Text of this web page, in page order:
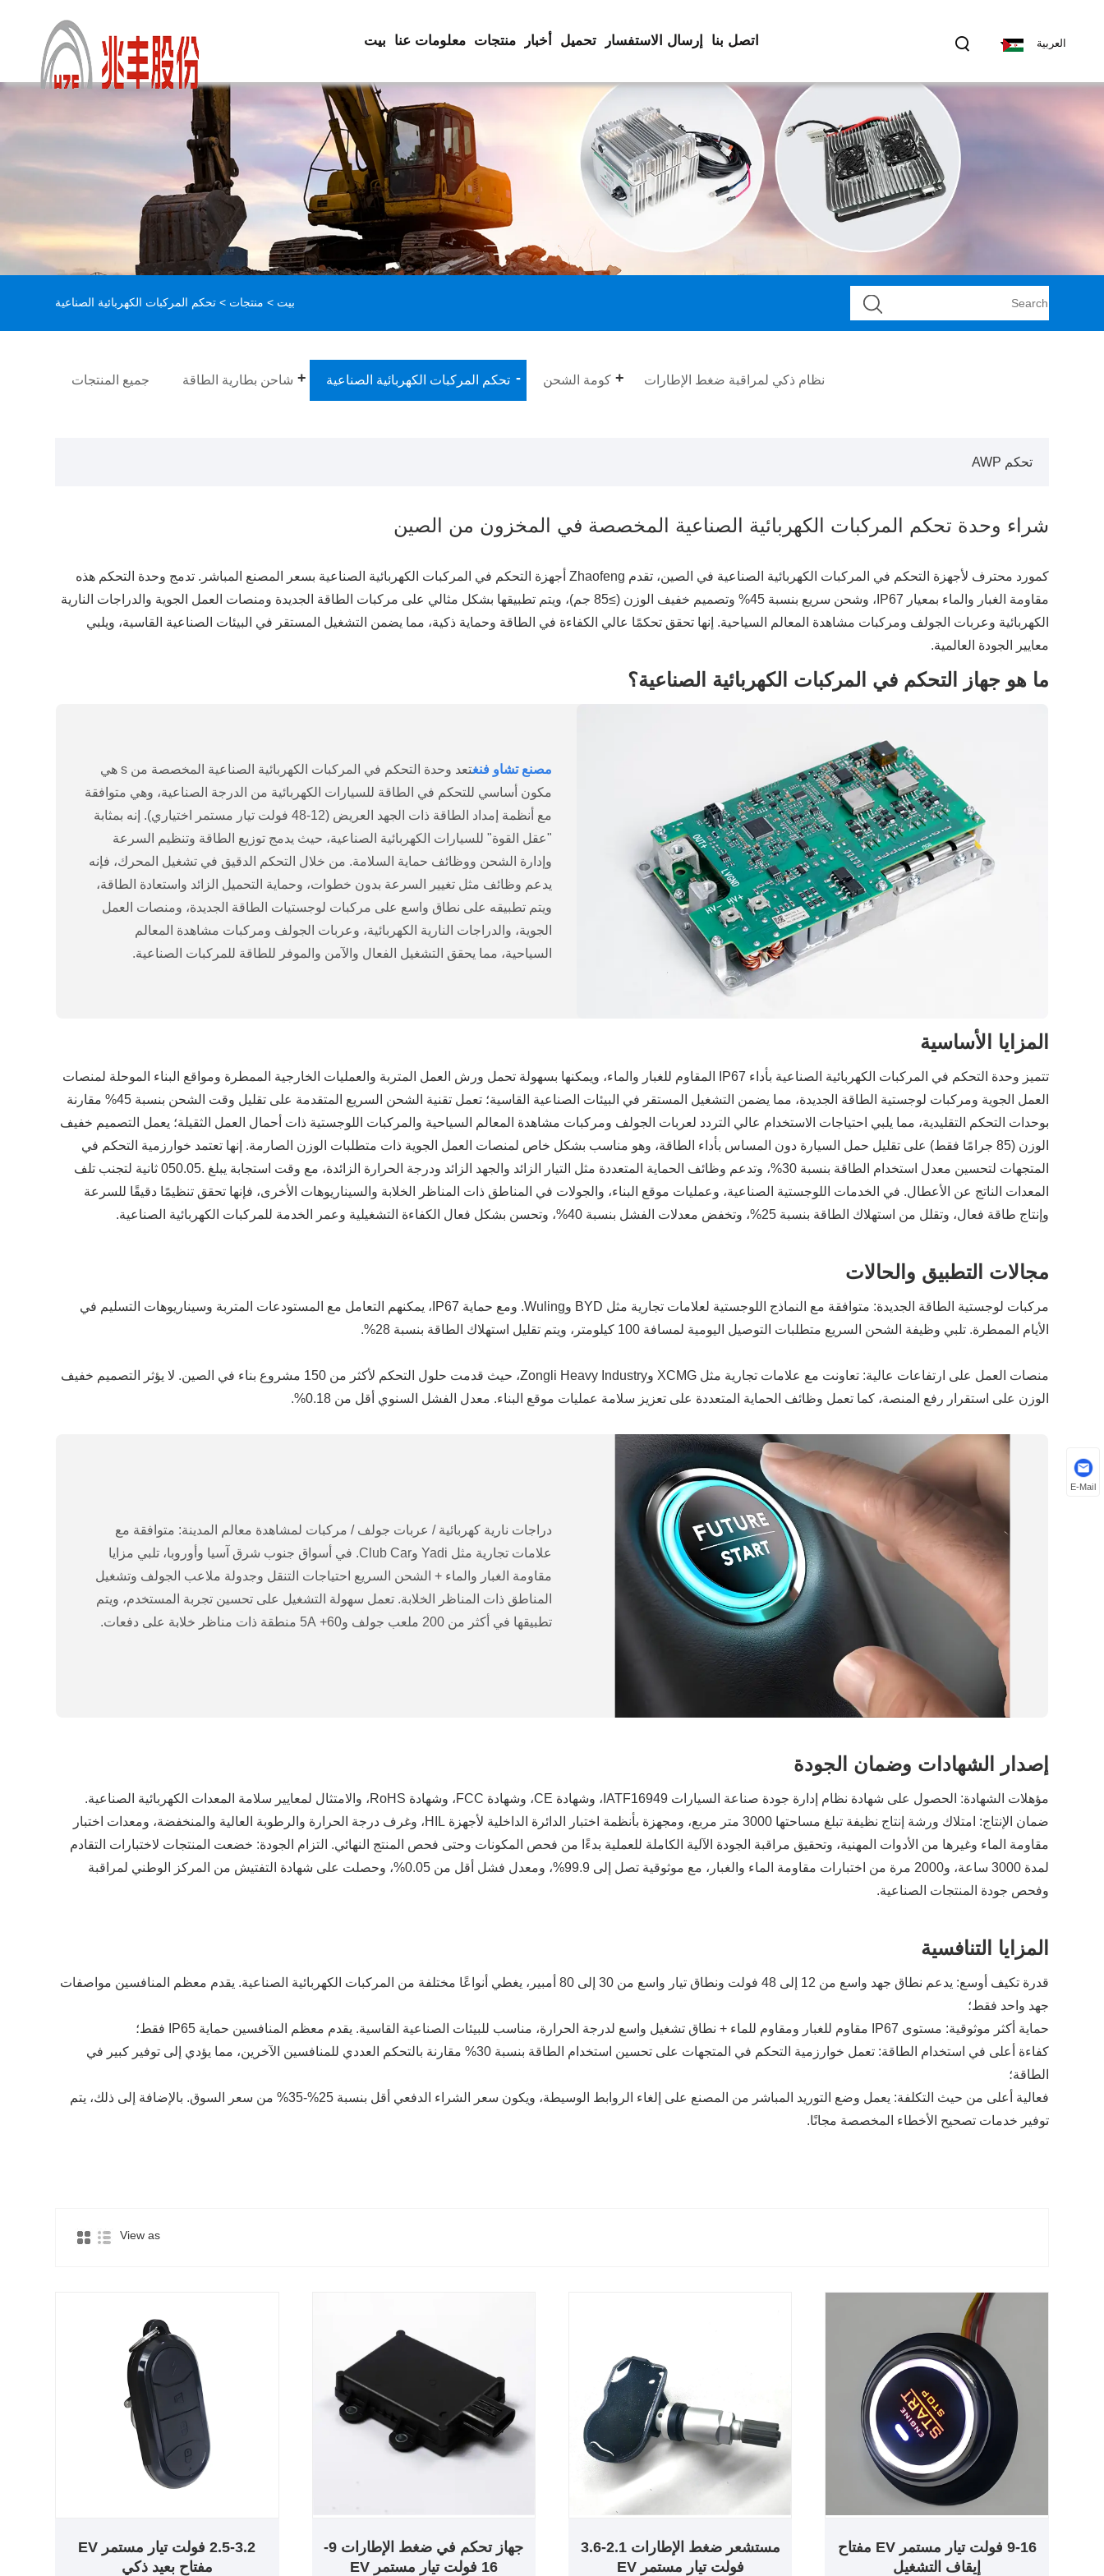
العربية بيت معلومات عنا منتجات أخبار تحميل إرسال الاستفسار اتصل بنا
بيت > منتجات > تحكم المركبات الكهربائية الصناعية
جميع المنتجات شاحن بطارية الطاقة تحكم المركبات الكهربائية الصناعية كومة الشحن نظام ذكي لمراقبة ضغط الإطارات
تحكم AWP
شراء وحدة تحكم المركبات الكهربائية الصناعية المخصصة في المخزون من الصين
كمورد محترف لأجهزة التحكم في المركبات الكهربائية الصناعية في الصين، تقدم Zhaofeng أجهزة التحكم في المركبات الكهربائية الصناعية بسعر المصنع المباشر. تدمج وحدة التحكم هذه
مقاومة الغبار والماء بمعيار IP67، وشحن سريع بنسبة 45% وتصميم خفيف الوزن (≥85 جم)، ويتم تطبيقها بشكل مثالي على مركبات الطاقة الجديدة ومنصات العمل الجوية والدراجات النارية
الكهربائية وعربات الجولف ومركبات مشاهدة المعالم السياحية. إنها تحقق تحكمًا عالي الكفاءة في الطاقة وحماية ذكية، مما يضمن التشغيل المستقر في البيئات الصناعية القاسية، ويلبي
معايير الجودة العالمية.
ما هو جهاز التحكم في المركبات الكهربائية الصناعية؟
مصنع تشاو فنغ
تعد وحدة التحكم في المركبات الكهربائية الصناعية المخصصة من s هي
مكون أساسي للتحكم في الطاقة للسيارات الكهربائية من الدرجة الصناعية، وهي متوافقة
مع أنظمة إمداد الطاقة ذات الجهد العريض (12-48 فولت تيار مستمر اختياري). إنه بمثابة
"عقل القوة" للسيارات الكهربائية الصناعية، حيث يدمج توزيع الطاقة وتنظيم السرعة
وإدارة الشحن ووظائف حماية السلامة. من خلال التحكم الدقيق في تشغيل المحرك، فإنه
يدعم وظائف مثل تغيير السرعة بدون خطوات، وحماية التحميل الزائد واستعادة الطاقة،
ويتم تطبيقه على نطاق واسع على مركبات لوجستيات الطاقة الجديدة، ومنصات العمل
الجوية، والدراجات النارية الكهربائية، وعربات الجولف ومركبات مشاهدة المعالم
السياحية، مما يحقق التشغيل الفعال والآمن والموفر للطاقة للمركبات الصناعية.
المزايا الأساسية
تتميز وحدة التحكم في المركبات الكهربائية الصناعية بأداء IP67 المقاوم للغبار والماء، ويمكنها بسهولة تحمل ورش العمل المتربة والعمليات الخارجية الممطرة ومواقع البناء الموحلة لمنصات
العمل الجوية ومركبات لوجستية الطاقة الجديدة، مما يضمن التشغيل المستقر في البيئات الصناعية القاسية؛ تعمل تقنية الشحن السريع المتقدمة على تقليل وقت الشحن بنسبة 45% مقارنة
بوحدات التحكم التقليدية، مما يلبي احتياجات الاستخدام عالي التردد لعربات الجولف ومركبات مشاهدة المعالم السياحية والمركبات اللوجستية ذات أحمال العمل الثقيلة؛ يعمل التصميم خفيف
الوزن (85 جرامًا فقط) على تقليل حمل السيارة دون المساس بأداء الطاقة، وهو مناسب بشكل خاص لمنصات العمل الجوية ذات متطلبات الوزن الصارمة. إنها تعتمد خوارزمية التحكم في
المتجهات لتحسين معدل استخدام الطاقة بنسبة 30%، وتدعم وظائف الحماية المتعددة مثل التيار الزائد والجهد الزائد ودرجة الحرارة الزائدة، مع وقت استجابة يبلغ .050.05 ثانية لتجنب تلف
المعدات الناتج عن الأعطال. في الخدمات اللوجستية الصناعية، وعمليات موقع البناء، والجولات في المناطق ذات المناظر الخلابة والسيناريوهات الأخرى، فإنها تحقق تنظيمًا دقيقًا للسرعة
وإنتاج طاقة فعال، وتقلل من استهلاك الطاقة بنسبة 25%، وتخفض معدلات الفشل بنسبة 40%، وتحسن بشكل فعال الكفاءة التشغيلية وعمر الخدمة للمركبات الكهربائية الصناعية.
مجالات التطبيق والحالات
مركبات لوجستية الطاقة الجديدة: متوافقة مع النماذج اللوجستية لعلامات تجارية مثل BYD وWuling. ومع حماية IP67، يمكنهم التعامل مع المستودعات المتربة وسيناريوهات التسليم في
الأيام الممطرة. تلبي وظيفة الشحن السريع متطلبات التوصيل اليومية لمسافة 100 كيلومتر، ويتم تقليل استهلاك الطاقة بنسبة 28%.
منصات العمل على ارتفاعات عالية: تعاونت مع علامات تجارية مثل XCMG وZongli Heavy Industry، حيث قدمت حلول التحكم لأكثر من 150 مشروع بناء في الصين. لا يؤثر التصميم خفيف
الوزن على استقرار رفع المنصة، كما تعمل وظائف الحماية المتعددة على تعزيز سلامة عمليات موقع البناء. معدل الفشل السنوي أقل من 0.18%.
دراجات نارية كهربائية / عربات جولف / مركبات لمشاهدة معالم المدينة: متوافقة مع
علامات تجارية مثل Yadi وClub Car. في أسواق جنوب شرق آسيا وأوروبا، تلبي مزايا
مقاومة الغبار والماء + الشحن السريع احتياجات التنقل وجدولة ملاعب الجولف وتشغيل
المناطق ذات المناظر الخلابة. تعمل سهولة التشغيل على تحسين تجربة المستخدم، ويتم
تطبيقها في أكثر من 200 ملعب جولف و60+ 5A منطقة ذات مناظر خلابة على دفعات.
إصدار الشهادات وضمان الجودة
مؤهلات الشهادة: الحصول على شهادة نظام إدارة جودة صناعة السيارات IATF16949، وشهادة CE، وشهادة FCC، وشهادة RoHS، والامتثال لمعايير سلامة المعدات الكهربائية الصناعية.
ضمان الإنتاج: امتلاك ورشة إنتاج نظيفة تبلغ مساحتها 3000 متر مربع، ومجهزة بأنظمة اختبار الدائرة الداخلية لأجهزة HIL، وغرف درجة الحرارة والرطوبة العالية والمنخفضة، ومعدات اختبار
مقاومة الماء وغيرها من الأدوات المهنية، وتحقيق مراقبة الجودة الآلية الكاملة للعملية بدءًا من فحص المكونات وحتى فحص المنتج النهائي. التزام الجودة: خضعت المنتجات لاختبارات التقادم
لمدة 3000 ساعة، و2000 مرة من اختبارات مقاومة الماء والغبار، مع موثوقية تصل إلى 99.9%، ومعدل فشل أقل من 0.05%، وحصلت على شهادة التفتيش من المركز الوطني لمراقبة
وفحص جودة المنتجات الصناعية.
المزايا التنافسية
قدرة تكيف أوسع: يدعم نطاق جهد واسع من 12 إلى 48 فولت ونطاق تيار واسع من 30 إلى 80 أمبير، يغطي أنواعًا مختلفة من المركبات الكهربائية الصناعية. يقدم معظم المنافسين مواصفات
جهد واحد فقط؛
حماية أكثر موثوقية: مستوى IP67 مقاوم للغبار ومقاوم للماء + نطاق تشغيل واسع لدرجة الحرارة، مناسب للبيئات الصناعية القاسية. يقدم معظم المنافسين حماية IP65 فقط؛
كفاءة أعلى في استخدام الطاقة: تعمل خوارزمية التحكم في المتجهات على تحسين استخدام الطاقة بنسبة 30% مقارنة بالتحكم العددي للمنافسين الآخرين، مما يؤدي إلى توفير كبير في
الطاقة؛
فعالية أعلى من حيث التكلفة: يعمل وضع التوريد المباشر من المصنع على إلغاء الروابط الوسيطة، ويكون سعر الشراء الدفعي أقل بنسبة 25%-35% من سعر السوق. بالإضافة إلى ذلك، يتم
توفير خدمات تصحيح الأخطاء المخصصة مجانًا.
View as
9-16 فولت تيار مستمر EV مفتاح
إيقاف التشغيل
مستشعر ضغط الإطارات 2.1-3.6
فولت تيار مستمر EV
جهاز تحكم في ضغط الإطارات 9-
16 فولت تيار مستمر EV
2.5-3.2 فولت تيار مستمر EV
مفتاح بعيد ذكي
E-Mail